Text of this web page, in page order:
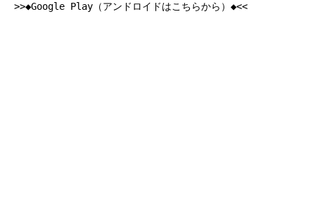
>>◆Google Play（アンドロイドはこちらから）◆<<